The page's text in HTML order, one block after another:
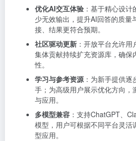
优化AI交互体验 ：基于精心设
少无效输出，提升AI回答的质量
接、结果更符合预期。
社区驱动更新 ：开放平台允许
集体贡献持续扩充资源库，确保
性。
学习与参考资源：为新手提供逐
手；为高级用户展示优化方向，
与应用。
多模型兼容 ：支持ChatGPT、
模型，用户可根据不同平台灵活
型应用。